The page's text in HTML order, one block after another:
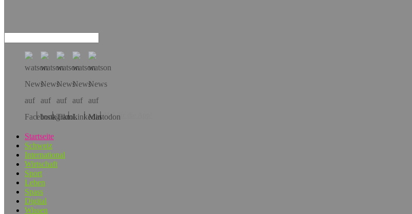
Hol dir die App!
Startseite
Schweiz
International
Wirtschaft
Sport
Leben
Spass
Digital
Wissen